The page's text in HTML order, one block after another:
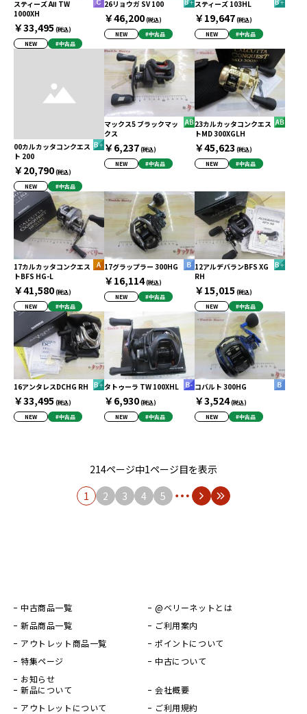
スティーズ AⅡ TW
1000XH
￥33,495 (税込)
NEW
#中古品
26リョウガ SV 100
￥46,200(税込)
NEW
#中古品
スティーズ 103HL
￥19,647(税込)
NEW
#中古品
00カルカッタコンクエス
ト 200
￥20,790(税込)
NEW
#中古品
マックス5 ブラックマッ
クス
￥6,237(税込)
NEW
#中古品
23カルカッタコンクエス
トMD 300XGLH
￥45,623 (税込)
NEW
#中古品
17カルカッタコンクエス
トBFS HG-L
￥41,580(税込)
NEW
#中古品
17グラップラー 300HG
￥16,114(税込)
NEW
#中古品
12アルデバランBFS XG
RH
￥15,015 (税込)
NEW
#中古品
16アンタレスDCHG RH
￥33,495 (税込)
NEW
#中古品
タトゥーラ TW 100XHL
￥6,930(税込)
NEW
#中古品
コバルト 300HG
￥3,524(税込)
NEW
#中古品
214ページ中1ページ目を表示
1
2 3 4 5
中古商品一覧
新品商品一覧
アウトレット商品一覧
特集ページ
お知らせ
@ベリーネットとは
ご利用案内
ポイントについて
中古について
新品について
アウトレットについて
会社概要
ご利用規約